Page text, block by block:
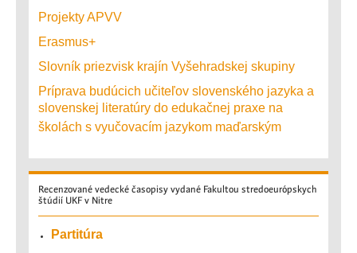
Projekty APVV
Erasmus+
Slovník priezvisk krajín Vyšehradskej skupiny
Príprava budúcich učiteľov slovenského jazyka a
slovenskej literatúry do edukačnej praxe na
školách s vyučovacím jazykom maďarským
Recenzované vedecké časopisy vydané Fakultou stredoeurópskych
štúdií UKF v Nitre
Partitúra